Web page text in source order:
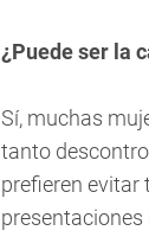
¿Puede ser la
Sí, muchas
tanto
prefieren evitar
presentaciones